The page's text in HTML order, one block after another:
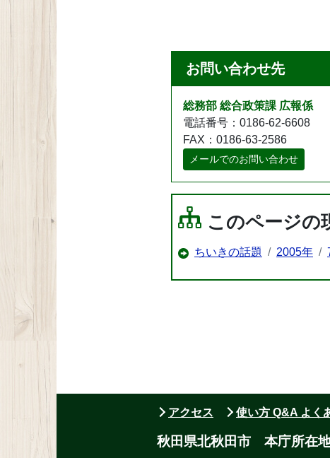
お問い合わせ先
総務部 総合政策課 広報係
電話番号：0186-62-6608
FAX：0186-63-2586
メールでのお問い合わせ
このページの
ちいきの話題 2005年
アクセス 使い方 Q&A よく
秋田県北秋田市 本庁所在